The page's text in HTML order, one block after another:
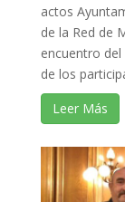
actos
de la Red de
encuentro del
de los
Leer Más